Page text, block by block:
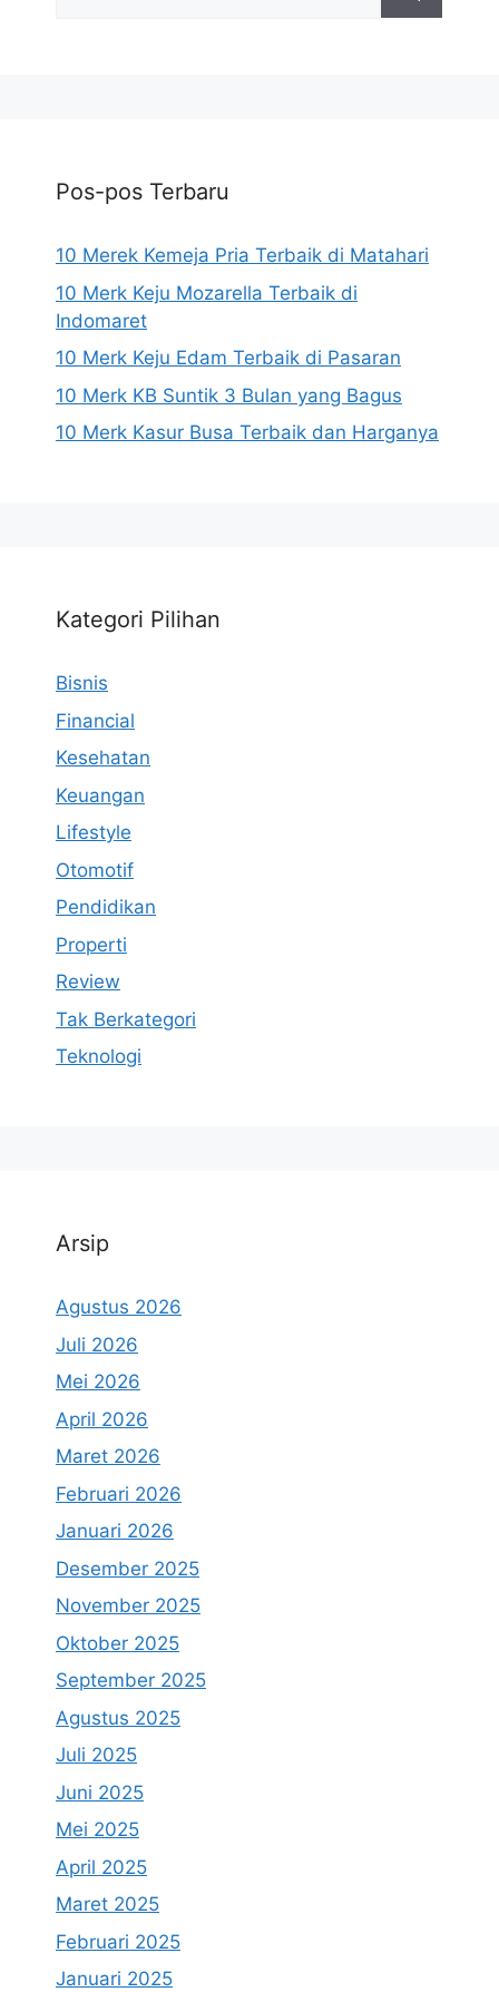
Pos-pos Terbaru
10 Merek Kemeja Pria Terbaik di Matahari
10 Merk Keju Mozarella Terbaik di
Indomaret
10 Merk Keju Edam Terbaik di Pasaran
10 Merk KB Suntik 3 Bulan yang Bagus
10 Merk Kasur Busa Terbaik dan Harganya
Kategori Pilihan
Bisnis
Financial
Kesehatan
Keuangan
Lifestyle
Otomotif
Pendidikan
Properti
Review
Tak Berkategori
Teknologi
Arsip
Agustus 2026
Juli 2026
Mei 2026
April 2026
Maret 2026
Februari 2026
Januari 2026
Desember 2025
November 2025
Oktober 2025
September 2025
Agustus 2025
Juli 2025
Juni 2025
Mei 2025
April 2025
Maret 2025
Februari 2025
Januari 2025